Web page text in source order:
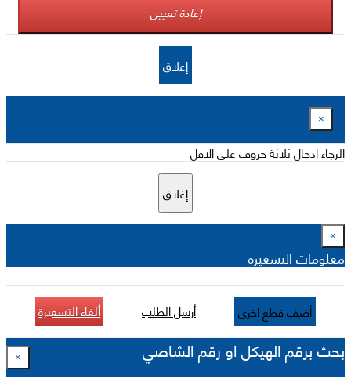
إعادة تعيين
إغلاق
×
الرجاء ادخال ثلاثة حروف على الاقل
إغلاق
×
معلومات التسعيرة
أضف قطع اخرى أرسل الطلب ألغاء التسعيرة
بحث برقم الهيكل او رقم الشاصي ×